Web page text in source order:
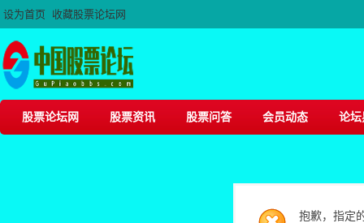
设为首页 收藏股票论坛网
股票论坛网 股票资讯 股票问答 会员动态 论坛
抱歉，指定